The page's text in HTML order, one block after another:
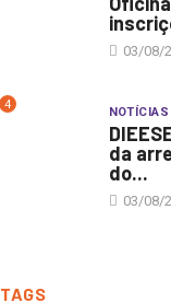
03/08/
4
NOTÍCIAS
da
do...
03/08/
TAGS